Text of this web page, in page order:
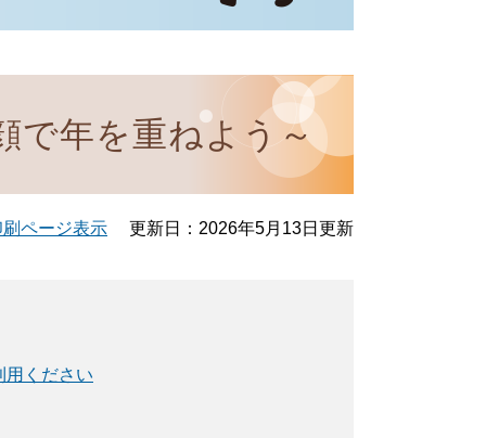
で年を重ねよう～
ページ表示 更新日：2026年5月13日更新
用ください